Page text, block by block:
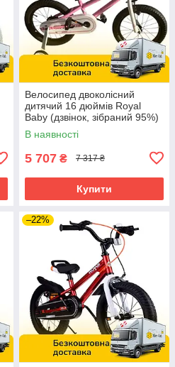
Велосипед двоколісний
дитячий 16 дюймів Royal
Baby (дзвінок, зібраний 95%)
7TH FREESTYLE RB16B-6P
Рожевий
В наявності
5 707 ₴ 7 317 ₴
Купити
–22%